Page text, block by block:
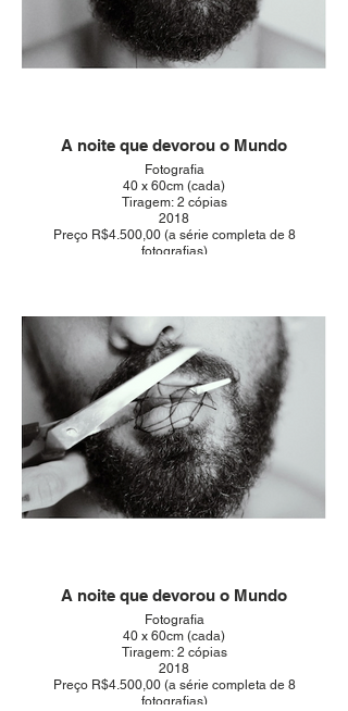
A noite que devorou o Mundo
Fotografia
40 x 60cm (cada)
Tiragem: 2 cópias
2018
Preço R$4.500,00 (a série completa de 8
fotografias)
A noite que devorou o Mundo
Fotografia
40 x 60cm (cada)
Tiragem: 2 cópias
2018
Preço R$4.500,00 (a série completa de 8
fotografias)